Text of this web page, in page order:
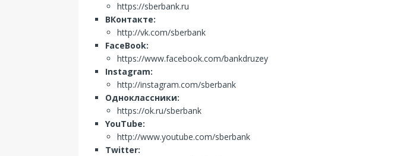
https://sberbank.ru
ВКонтакте:
http://vk.com/sberbank
FaceBook:
https://www.facebook.com/bankdruzey
Instagram:
http://instagram.com/sberbank
Одноклассники:
https://ok.ru/sberbank
YouTube:
http://www.youtube.com/sberbank
Twitter: